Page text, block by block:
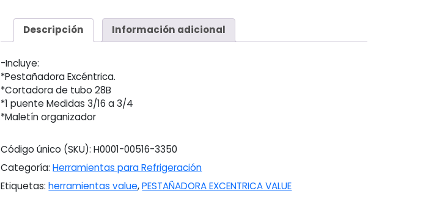
Y
Cortadora
808IS
C/maletin
cantidad
Descripción Información adicional
-Incluye:
*Pestañadora Excéntrica.
*Cortadora de tubo 28B
*1 puente Medidas 3/16 a 3/4
*Maletín organizador
Código único (SKU):H0001-00516-3350
Categoría:Herramientas para Refrigeración
Etiquetas:herramientas value,PESTAÑADORA EXCENTRICA VALUE